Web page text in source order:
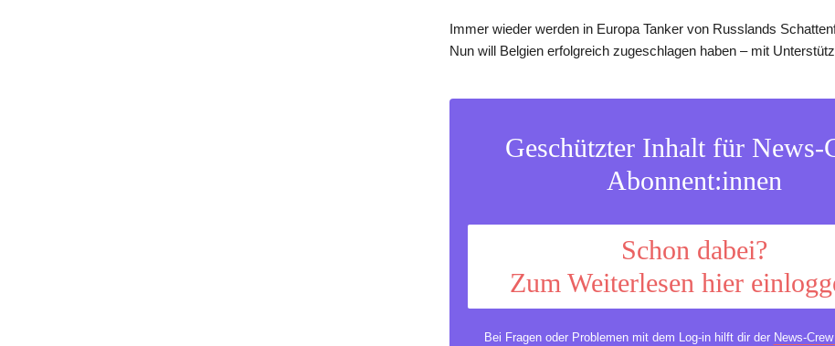
Immer wieder werden in Europa Tanker von Russlands
Nun will Belgien erfolgreich zugeschlagen haben – mit
Geschützter Inhalt für News-
Abonnent:innen
Schon dabei?
Zum Weiterlesen hier
Bei Fragen oder Problemen mit dem Log-in hilft dir der News-